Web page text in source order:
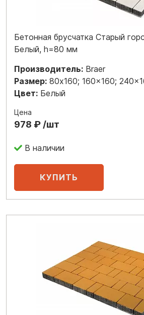
Бетонная брусчатка Старый
Белый, h=80 мм
Производитель: Braer
Размер: 80x160; 160x160;
Цвет: Белый
Цена
978 ₽ /шт
В наличии